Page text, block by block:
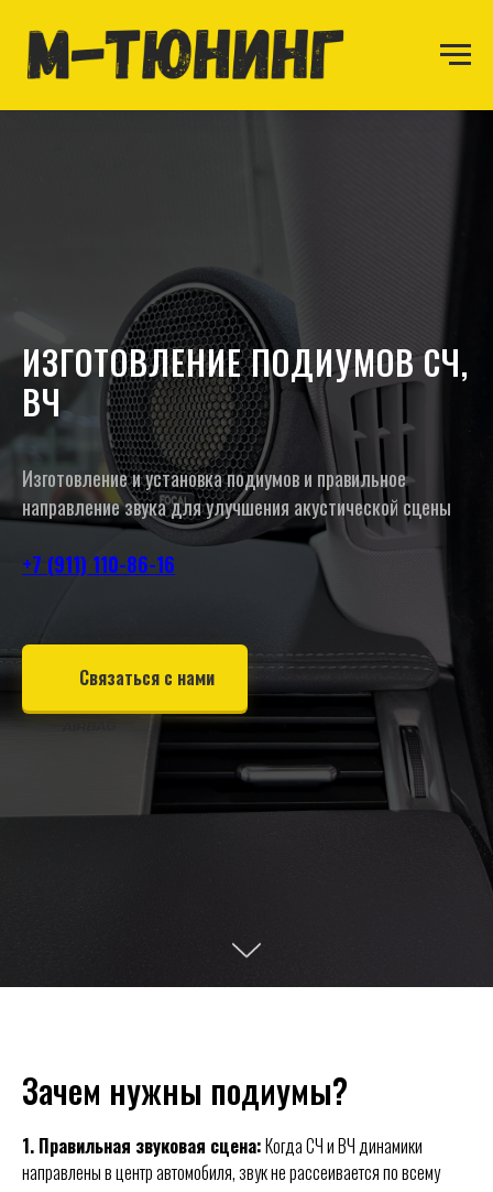
ИЗГОТОВЛЕНИЕ ПОДИУМОВ СЧ,
ВЧ
Изготовление и установка подиумов и правильное
направление звука для улучшения акустической сцены
+7 (911) 110-86-16
Связаться с нами
Зачем нужны подиумы?
1. Правильная звуковая сцена:Когда СЧ и ВЧ динамики
направлены в центр автомобиля, звук не рассеивается по всему